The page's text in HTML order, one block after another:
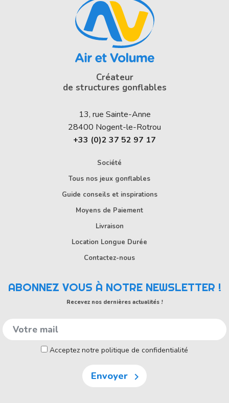
Créateur
de structures gonflables
13, rue Sainte-Anne
28400 Nogent-le-Rotrou
+33 (0)2 37 52 97 17
Société
Tous nos jeux gonflables
Guide conseils et inspirations
Moyens de Paiement
Livraison
Location Longue Durée
Contactez-nous
ABONNEZ VOUS À NOTRE NEWSLETTER !
Recevez nos dernières actualités !
Acceptez notre politique de confidentialité
Envoyer 